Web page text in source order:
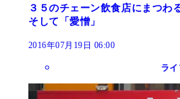
３５のチェーン飲食店にまつわ
そして「愛憎」
2016年07月19日 06:00
ラ